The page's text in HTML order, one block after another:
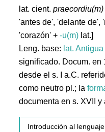
lat. cient.praecordiu(m)
'antes de', 'delante de',
'corazón' +-u(m) lat.]
Leng. base: lat. Antigua
significado. Docum. en
desde el s. I a.C.
como neutro pl.; la
documenta en s. XVII
Introducción al